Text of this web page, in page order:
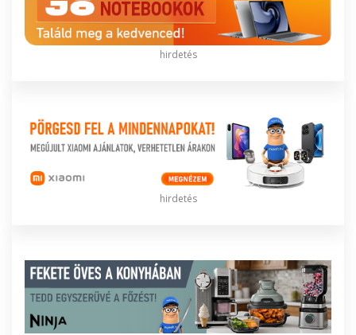
hirdetés
hirdetés